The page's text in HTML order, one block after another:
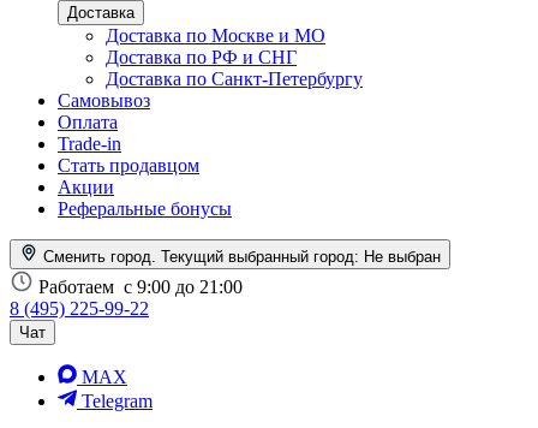
Доставка
Доставка по Москве и МО
Доставка по РФ и СНГ
Доставка по Санкт-Петербургу
Самовывоз
Оплата
Trade-in
Стать продавцом
Акции
Реферальные бонусы
Сменить город. Текущий выбранный город: Не выбран
Работаем с 9:00 до 21:00
8 (495) 225-99-22
Чат
MAX
Telegram